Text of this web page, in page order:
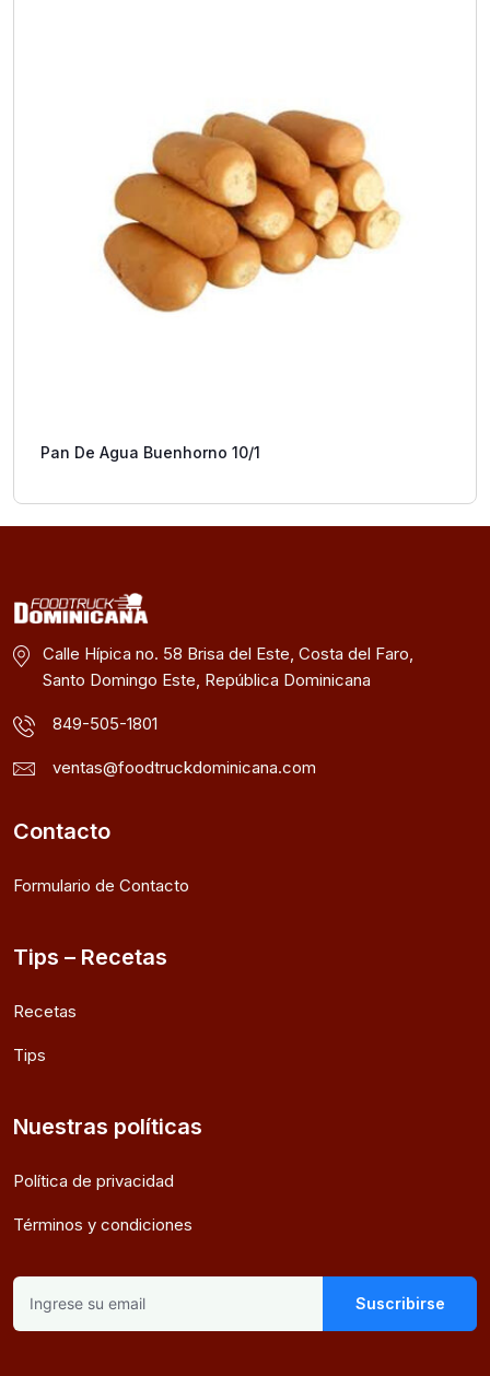
Pan De Agua Buenhorno 10/1
Calle Hípica no. 58 Brisa del Este, Costa del Faro,
Santo Domingo Este, República Dominicana
849-505-1801
ventas@foodtruckdominicana.com
Contacto
Formulario de Contacto
Tips – Recetas
Recetas
Tips
Nuestras políticas
Política de privacidad
Términos y condiciones
Suscribirse